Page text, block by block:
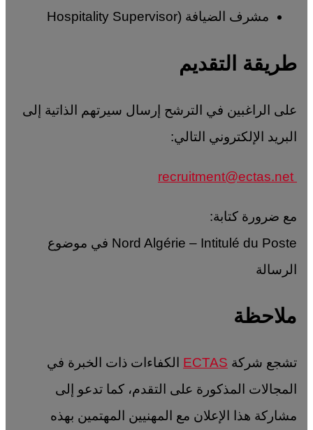
مشرف الضيافة (Hospitality Supervisor
طريقة التقديم
على الراغبين في الترشح إرسال سيرتهم الذاتية إلى
البريد الإلكتروني التالي:
مع ضرورة كتابة:
Nord Algérie – Intitulé du Poste في موضوع
الرسالة
ملاحظة
تشجع شركة ECTAS الكفاءات ذات الخبرة في
المجالات المذكورة على التقدم، كما تدعو إلى
مشاركة هذا الإعلان مع المهنيين المهتمين بهذه